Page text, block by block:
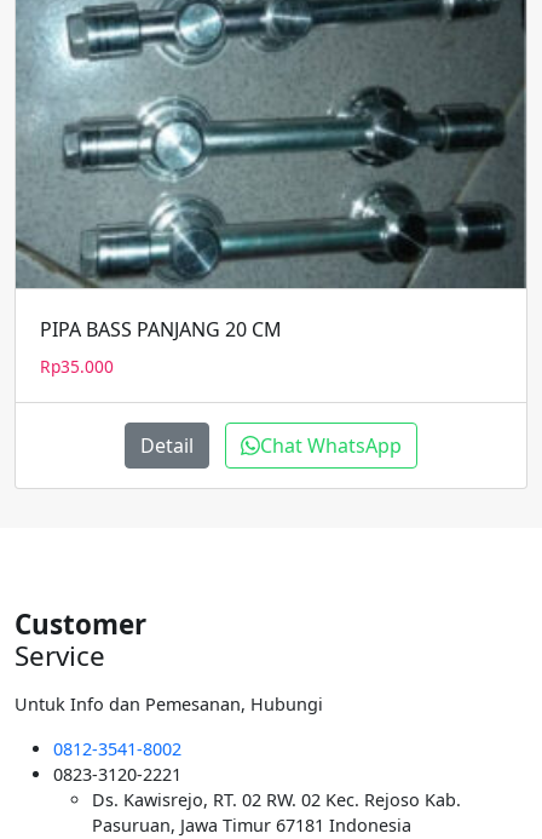
PIPA BASS PANJANG 20 CM
Rp35.000
Detail Chat WhatsApp
Customer
Service
Untuk Info dan Pemesanan, Hubungi
0812-3541-8002
0823-3120-2221
Ds. Kawisrejo, RT. 02 RW. 02 Kec. Rejoso Kab.
Pasuruan, Jawa Timur 67181 Indonesia